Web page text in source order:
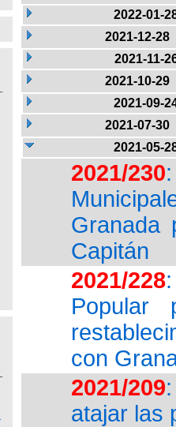
2022-01-
2021-12-28
2021-11-
2021-10-29
2021-09-
2021-07-30
2021-05-
2021/230
Granada
Capitán
2021/228
Popular
con
2021/209
atajar las